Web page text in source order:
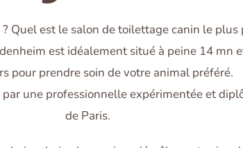
Quel est le salon de toilettage canin le plus
est idéalement situé à peine 14 mn
pour prendre soin de votre animal préféré.
une professionnelle expérimentée et
de Paris.